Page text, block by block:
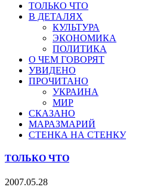
ТОЛЬКО ЧТО
В ДЕТАЛЯХ
КУЛЬТУРА
ЭКОНОМИКА
ПОЛИТИКА
О ЧЕМ ГОВОРЯТ
УВИДЕНО
ПРОЧИТАНО
УКРАИНА
МИР
СКАЗАНО
МАРАЗМАРИЙ
СТЕНКА НА СТЕНКУ
ТОЛЬКО ЧТО
2007.05.28